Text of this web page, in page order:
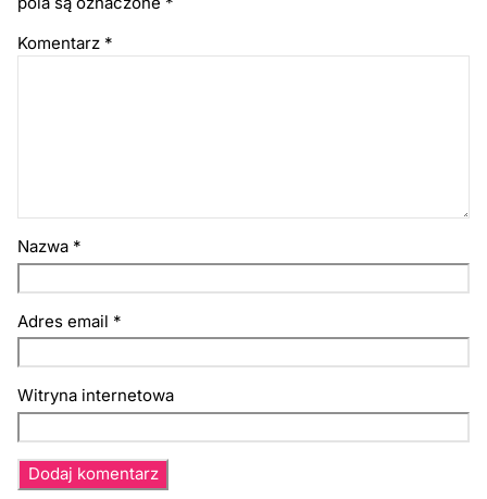
Komentarz *
Nazwa *
Adres email *
Witryna internetowa